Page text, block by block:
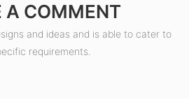
A COMMENT
and ideas and is able to cater to
requirements.